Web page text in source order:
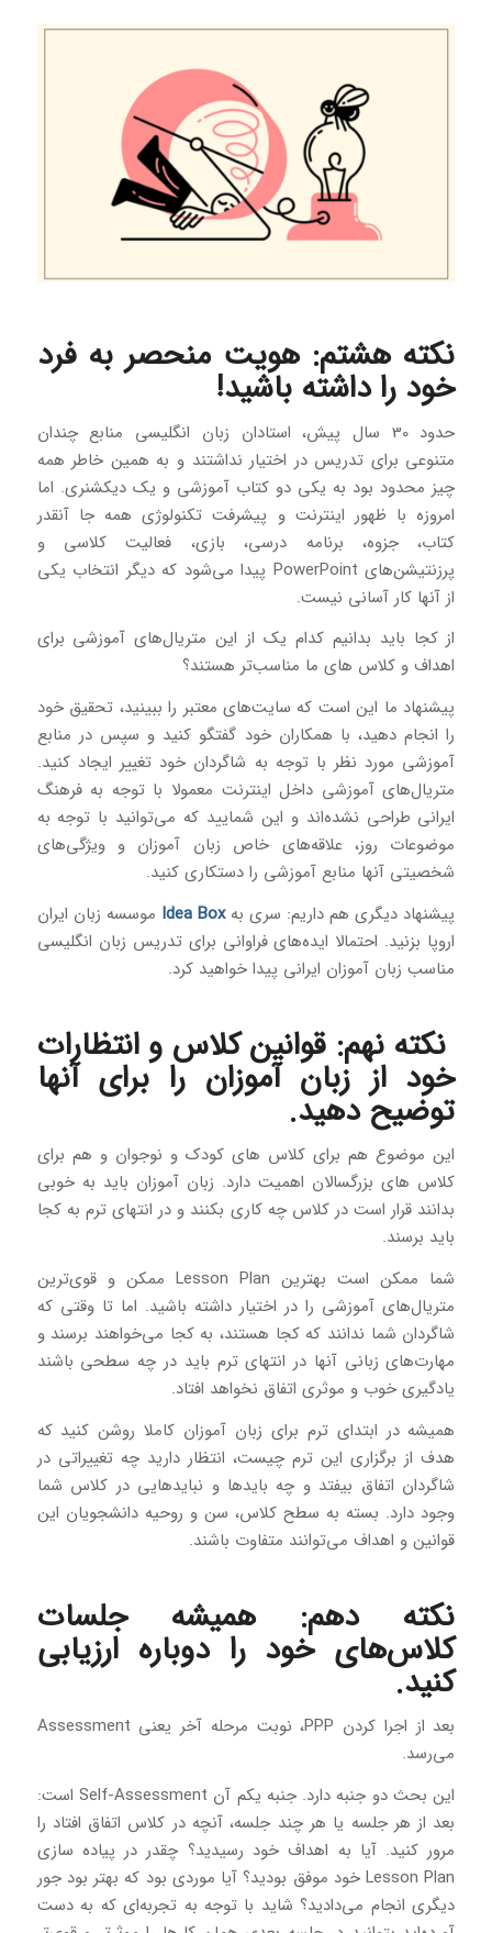
نکته هشتم: هویت منحصر به فرد
خود را داشته باشید!
حدود 30 سال پیش، استادان زبان انگلیسی منابع چندان
متنوعی برای تدریس در اختیار نداشتند و به همین خاطر همه
چیز محدود بود به یکی دو کتاب آموزشی و یک دیکشنری. اما
امروزه با ظهور اینترنت و پیشرفت تکنولوژی همه جا آنقدر
کتاب، جزوه، برنامه درسی، بازی، فعالیت کلاسی و
پرزنتیشن‌های PowerPoint پیدا می‌شود که دیگر انتخاب یکی
از آنها کار آسانی نیست.
از کجا باید بدانیم کدام یک از این متریال‌های آموزشی برای
اهداف و کلاس های ما مناسب‌تر هستند؟
پیشنهاد ما این است که سایت‌های معتبر را ببینید، تحقیق خود
را انجام دهید، با همکاران خود گفتگو کنید و سپس در منابع
آموزشی مورد نظر با توجه به شاگردان خود تغییر ایجاد کنید.
متریال‌های آموزشی داخل اینترنت معمولا با توجه به فرهنگ
ایرانی طراحی نشده‌اند و این شمایید که می‌توانید با توجه به
موضوعات روز، علاقه‌های خاص زبان آموزان و ویژگی‌های
شخصیتی آنها منابع آموزشی را دستکاری کنید.
پیشنهاد دیگری هم داریم: سری بهIdea Box موسسه زبان ایران
اروپا بزنید. احتمالا ایده‌های فراوانی برای تدریس زبان انگلیسی
مناسب زبان آموزان ایرانی پیدا خواهید کرد.
نکته نهم: قوانین کلاس و انتظارات
خود از زبان آموزان را برای آنها
توضیح دهید.
این موضوع هم برای کلاس های کودک و نوجوان و هم برای
کلاس های بزرگسالان اهمیت دارد. زبان آموزان باید به خوبی
بدانند قرار است در کلاس چه کاری بکنند و در انتهای ترم به کجا
باید برسند.
شما ممکن است بهترین Lesson Plan ممکن و قوی‌ترین
متریال‌های آموزشی را در اختیار داشته باشید. اما تا وقتی که
شاگردان شما ندانند که کجا هستند، به کجا می‌خواهند برسند و
مهارت‌های زبانی آنها در انتهای ترم باید در چه سطحی باشند
یادگیری خوب و موثری اتفاق نخواهد افتاد.
همیشه در ابتدای ترم برای زبان آموزان کاملا روشن کنید که
هدف از برگزاری این ترم چیست، انتظار دارید چه تغییراتی در
شاگردان اتفاق بیفتد و چه بایدها و نبایدهایی در کلاس شما
وجود دارد. بسته به سطح کلاس، سن و روحیه دانشجویان این
قوانین و اهداف می‌توانند متفاوت باشند.
نکته دهم: همیشه جلسات
کلاس‌های خود را دوباره ارزیابی
کنید.
بعد از اجرا کردن PPP، نوبت مرحله آخر یعنی Assessment
می‌رسد.
این بحث دو جنبه دارد. جنبه یکم آن Self-Assessment است:
بعد از هر جلسه یا هر چند جلسه، آنچه در کلاس اتفاق افتاد را
مرور کنید. آیا به اهداف خود رسیدید؟ چقدر در پیاده سازی
Lesson Plan خود موفق بودید؟ آیا موردی بود که بهتر بود جور
دیگری انجام می‌دادید؟ شاید با توجه به تجربه‌ای که به دست